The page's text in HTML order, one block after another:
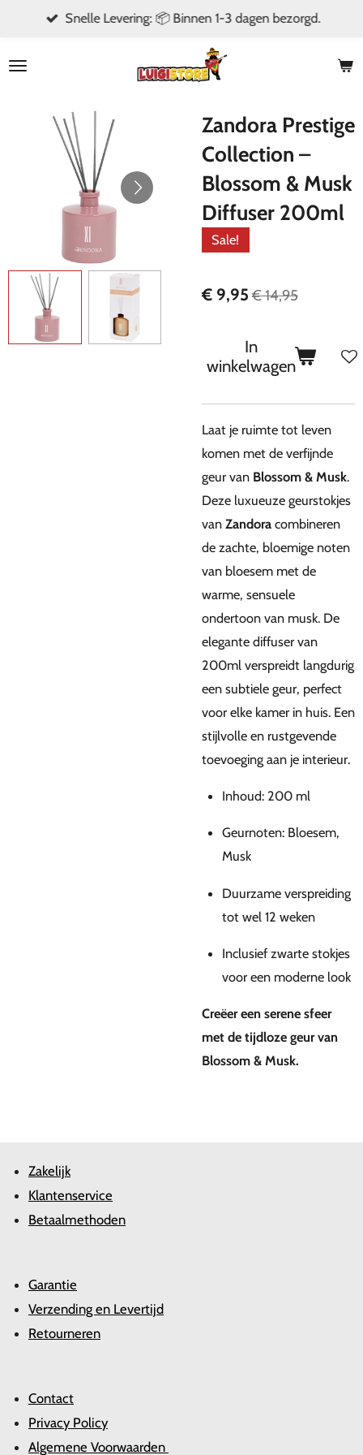
naar
hoofdinhoud
Snelle Levering: 📦 Binnen 1-3 dagen bezorgd.
Zandora Prestige
Collection –
Blossom & Musk
Diffuser 200ml
Sale!
€ 9,95 € 14,95
In
winkelwagen
Laat je ruimte tot leven
komen met de verfijnde
geur van Blossom & Musk.
Deze luxueuze geurstokjes
van Zandora combineren
de zachte, bloemige noten
van bloesem met de
warme, sensuele
ondertoon van musk. De
elegante diffuser van
200ml verspreidt langdurig
een subtiele geur, perfect
voor elke kamer in huis. Een
stijlvolle en rustgevende
toevoeging aan je interieur.
Inhoud: 200 ml
Geurnoten: Bloesem,
Musk
Duurzame verspreiding
tot wel 12 weken
Inclusief zwarte stokjes
voor een moderne look
Creëer een serene sfeer
met de tijdloze geur van
Blossom & Musk.
Zakelijk
Klantenservice
Betaalmethoden
Garantie
Verzending en Levertijd
Retourneren
Contact
Privacy Policy
Algemene Voorwaarden